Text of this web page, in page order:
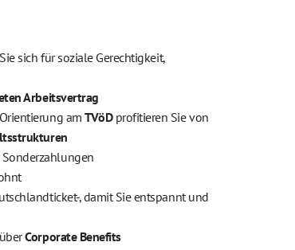
sich für soziale Gerechtigkeit,
Arbeitsvertrag
amTVöDprofitieren Sie von
, damit Sie entspannt und
Corporate Benefits